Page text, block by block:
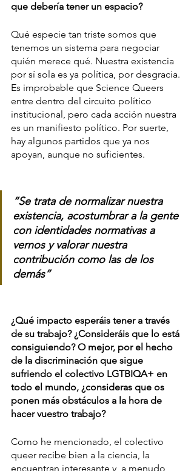
que debería tener un espacio?
Qué especie tan triste somos que
tenemos un sistema para negociar
quién merece qué. Nuestra existencia
por sí sola es ya política, por desgracia.
Es improbable que Science Queers
entre dentro del circuito político
institucional, pero cada acción nuestra
es un manifiesto político. Por suerte,
hay algunos partidos que ya nos
apoyan, aunque no suficientes.
“Se trata de normalizar nuestra
existencia, acostumbrar a la gente
con identidades normativas a
vernos y valorar nuestra
contribución como las de los
demás”
¿Qué impacto esperáis tener a través
de su trabajo? ¿Consideráis que lo está
consiguiendo? O mejor, por el hecho
de la discriminación que sigue
sufriendo el colectivo LGTBIQA+ en
todo el mundo, ¿consideras que os
ponen más obstáculos a la hora de
hacer vuestro trabajo?
Como he mencionado, el colectivo
queer recibe bien a la ciencia, la
encuentran interesante y, a menudo,